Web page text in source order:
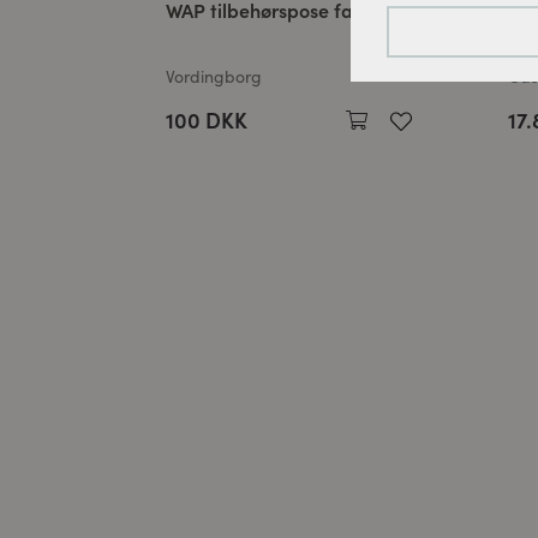
denne
Tracking-cookies:
For løbende at
bruger vi
WAP tilbehørspose farve 378
Vordingborg
100 DKK